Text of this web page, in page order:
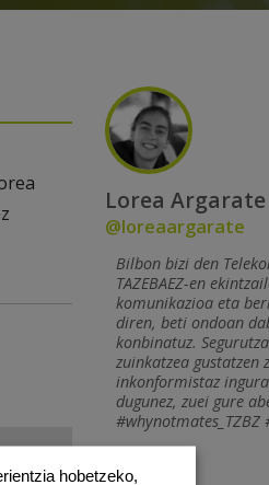
Lorea Argarate
@loreaargarate
Bilbon bizi den
TAZEBAEZ-en
komunikazioa eta
diren, beti ondoan
konbinatuz.
zuinkatzea
inkonformistaz
dugunez, zuei gure
#whynotmates_TZBZ
hobetzeko,